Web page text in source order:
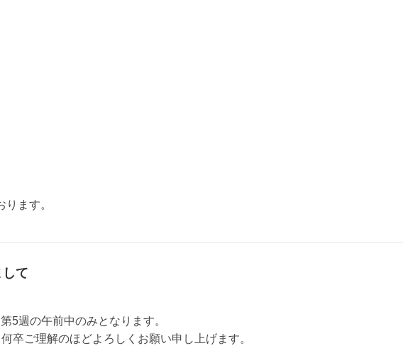
ります。
て
5週の午前中のみとなります。
卒ご理解のほどよろしくお願い申し上げます。